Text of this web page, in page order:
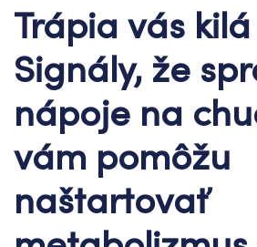
Trápia vás
Signály, že
nápoje na
vám pomôžu
naštartovať